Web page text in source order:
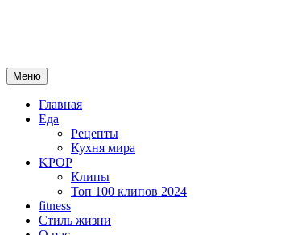
Меню
Главная
Еда
Рецепты
Кухня мира
KPOP
Клипы
Топ 100 клипов 2024
fitness
Стиль жизни